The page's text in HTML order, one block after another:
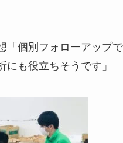
「個別フォローアップ
にも役立ちそうです」